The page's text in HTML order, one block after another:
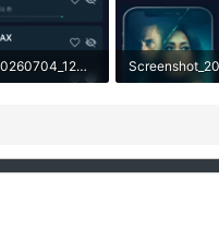
Screenshot_20260704_124812_IptvBox.webp